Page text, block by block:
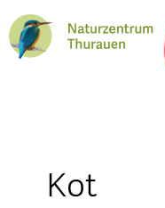
Kot
Suchen
nach: